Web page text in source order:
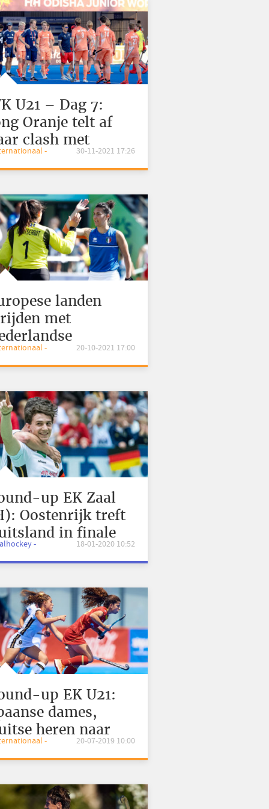
U21 – Dag 7:
Oranje telt af
clash met
- 30-11-2021 17:26
landen
met
voor WK-
- 20-10-2021 17:00
up EK Zaal
Oostenrijk treft
in finale
- 18-01-2020 10:52
up EK U21:
dames,
heren naar
- 20-07-2019 10:00